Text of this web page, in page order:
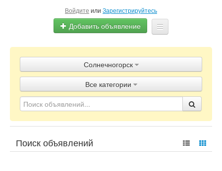
Войдите или Зарегистрируйтесь
Добавить объявление
Объявления
Блог
Солнечногорск
Все категории
Поиск объявлений